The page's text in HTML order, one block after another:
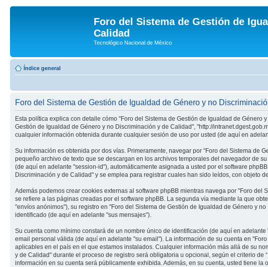
Foro del Sistema de Gestión de
Calidad
Tecnológico Nacional de México
Índice general
Foro del Sistema de Gestión de Igualdad de Género y no
Esta política explica con detalle cómo "Foro del Sistema de Gestión de Igualdad de
Gestión de Igualdad de Género y no Discriminación y de Calidad", "http://
cualquier información obtenida durante cualquier sesión de uso por usted (de aquí en
Su información es obtenida por dos vías. Primeramente, navegar por "Foro del Sistema de
pequeño archivo de texto que se descargan en los archivos temporales del navegador de
(de aquí en adelante "session-id"), automáticamente asignada a usted por el software
Discriminación y de Calidad" y se emplea para registrar cuales han sido leídos, con objeto
Además podemos crear cookies externas al software phpBB mientras navega por "Foro
se refiere a las páginas creadas por el software phpBB. La segunda vía mediante la que
"envíos anónimos"), su registro en "Foro del Sistema de Gestión de Igualdad de Género y
identificado (de aquí en adelante "sus mensajes").
Su cuenta como mínimo constará de un nombre único de identificación (de aquí en
email personal válida (de aquí en adelante "su email"). La información de su cuenta en
aplicables en el país en el que estamos instalados. Cualquier información más allá de su
y de Calidad" durante el proceso de registro será obligatoria u opcional, según el criterio
información en su cuenta será públicamente exhibida. Además, en su cuenta, usted tiene